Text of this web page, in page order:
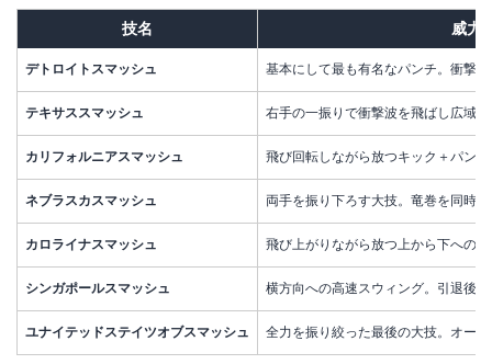
技名 威力
デトロイトスマッシュ 基本にして最も有名なパンチ。衝撃
テキサススマッシュ 右手の一振りで衝撃波を飛ばし広域
カリフォルニアスマッシュ 飛び回転しながら放つキック＋パン
ネブラスカスマッシュ 両手を振り下ろす大技。竜巻を同時
カロライナスマッシュ 飛び上がりながら放つ上から下への
シンガポールスマッシュ 横方向への高速スウィング。引退後
ユナイテッドステイツオブスマッシュ 全力を振り絞った最後の大技。オー